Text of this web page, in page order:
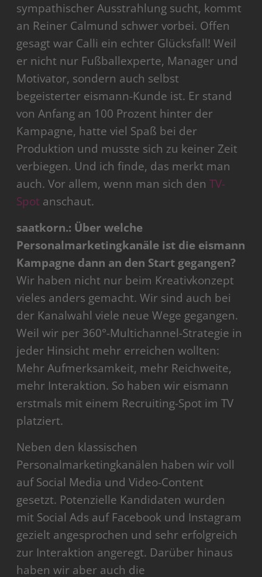
sympathischer Ausstrahlung sucht, kommt
an Reiner Calmund schwer vorbei. Offen
gesagt war Calli ein echter Glücksfall! Weil
er nicht nur Fußballexperte, Manager und
Motivator, sondern auch selbst
begeisterter eismann-Kunde ist. Er stand
von Anfang an 100 Prozent hinter der
Kampagne, hatte viel Spaß bei der
Produktion und musste sich zu keiner Zeit
verbiegen. Und ich finde, das merkt man
auch. Vor allem, wenn man sich denTV-
Spot anschaut.
saatkorn.: Über welche
Personalmarketingkanäle ist die eismann
Kampagne dann an den Start gegangen?
Wir haben nicht nur beim Kreativkonzept
vieles anders gemacht. Wir sind auch bei
der Kanalwahl viele neue Wege gegangen.
Weil wir per 360°-Multichannel-Strategie in
jeder Hinsicht mehr erreichen wollten:
Mehr Aufmerksamkeit, mehr Reichweite,
mehr Interaktion. So haben wir eismann
erstmals mit einem Recruiting-Spot im TV
platziert.
Neben den klassischen
Personalmarketingkanälen haben wir voll
auf Social Media und Video-Content
gesetzt. Potenzielle Kandidaten wurden
mit Social Ads auf Facebook und Instagram
gezielt angesprochen und sehr erfolgreich
zur Interaktion angeregt. Darüber hinaus
haben wir aber auch die